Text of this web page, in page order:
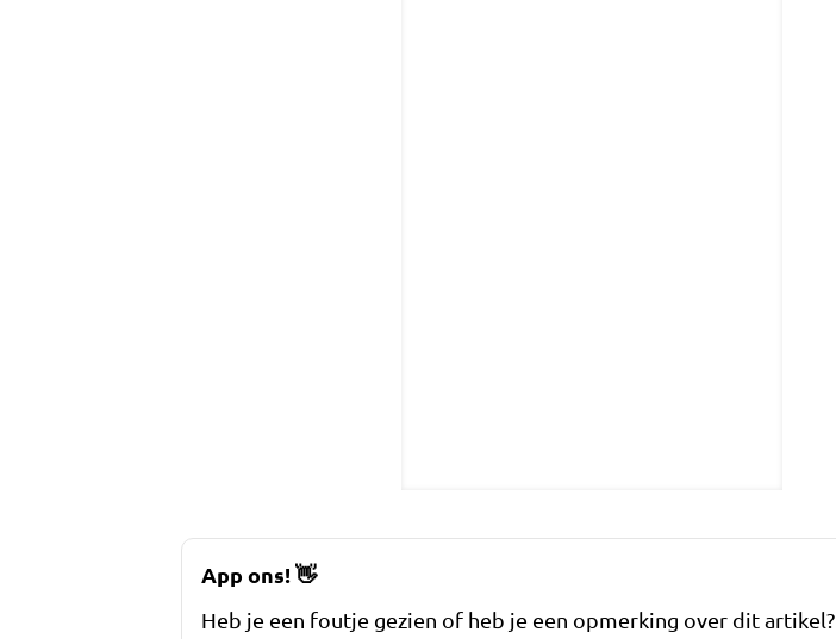
App ons!👋
Heb je een foutje gezien of heb je een opmerking over dit artikel?